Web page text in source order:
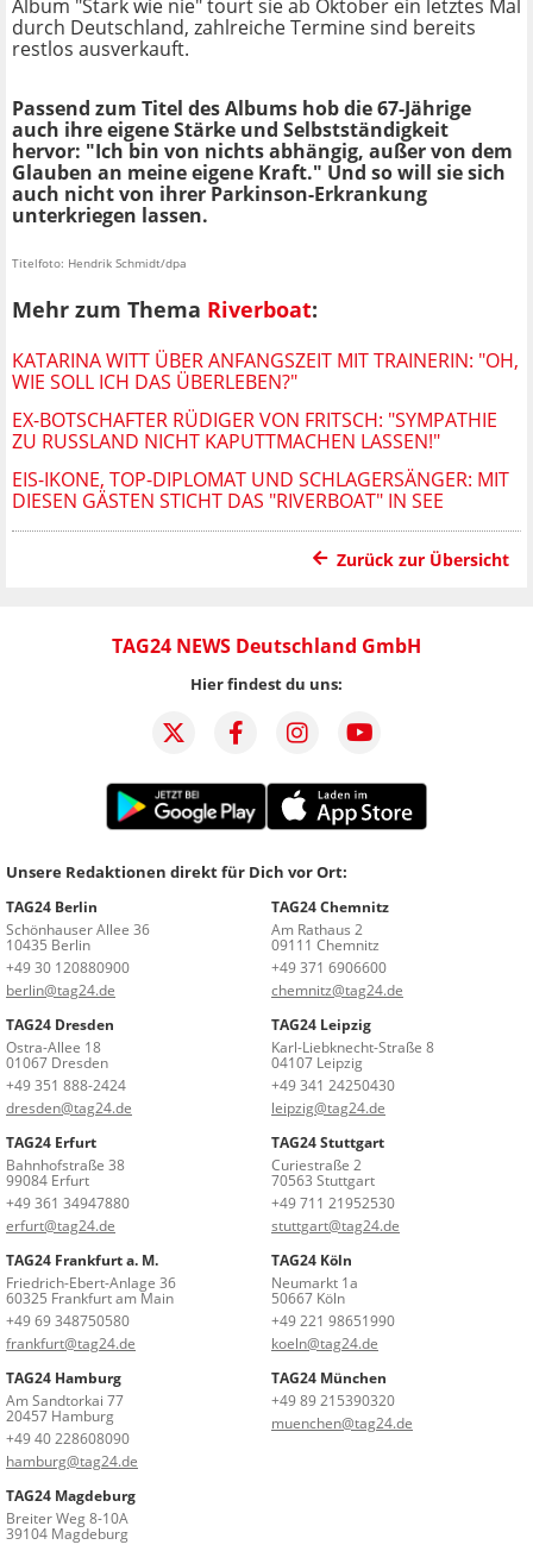
Album "Stark wie nie" tourt sie ab Oktober ein letztes Mal
durch Deutschland, zahlreiche Termine sind bereits
restlos ausverkauft.
Passend zum Titel des Albums hob die 67-Jährige
auch ihre eigene Stärke und Selbstständigkeit
hervor: "Ich bin von nichts abhängig, außer von dem
Glauben an meine eigene Kraft." Und so will sie sich
auch nicht von ihrer Parkinson-Erkrankung
unterkriegen lassen.
Titelfoto: Hendrik Schmidt/dpa
Mehr zum Thema Riverboat:
KATARINA WITT ÜBER ANFANGSZEIT MIT TRAINERIN: "OH,
WIE SOLL ICH DAS ÜBERLEBEN?"
EX-BOTSCHAFTER RÜDIGER VON FRITSCH: "SYMPATHIE
ZU RUSSLAND NICHT KAPUTTMACHEN LASSEN!"
EIS-IKONE, TOP-DIPLOMAT UND SCHLAGERSÄNGER: MIT
DIESEN GÄSTEN STICHT DAS "RIVERBOAT" IN SEE
Zurück zur Übersicht
TAG24 NEWS Deutschland GmbH
Hier findest du uns:
Unsere Redaktionen direkt für Dich vor Ort:
TAG24 Berlin
Schönhauser Allee 36
10435 Berlin
+49 30 120880900
berlin@tag24.de
TAG24 Chemnitz
Am Rathaus 2
09111 Chemnitz
+49 371 6906600
chemnitz@tag24.de
TAG24 Dresden
Ostra-Allee 18
01067 Dresden
+49 351 888-2424
dresden@tag24.de
TAG24 Leipzig
Karl-Liebknecht-Straße 8
04107 Leipzig
+49 341 24250430
leipzig@tag24.de
TAG24 Erfurt
Bahnhofstraße 38
99084 Erfurt
+49 361 34947880
erfurt@tag24.de
TAG24 Stuttgart
Curiestraße 2
70563 Stuttgart
+49 711 21952530
stuttgart@tag24.de
TAG24 Frankfurt a. M.
Friedrich-Ebert-Anlage 36
60325 Frankfurt am Main
+49 69 348750580
frankfurt@tag24.de
TAG24 Köln
Neumarkt 1a
50667 Köln
+49 221 98651990
koeln@tag24.de
TAG24 Hamburg
Am Sandtorkai 77
20457 Hamburg
+49 40 228608090
hamburg@tag24.de
TAG24 München
+49 89 215390320
muenchen@tag24.de
TAG24 Magdeburg
Breiter Weg 8-10A
39104 Magdeburg